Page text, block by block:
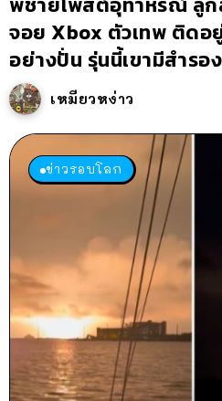
จอย Xbox ตัวเทพ ติดอ
อย่างปั่น รุ่นนี้เขามีสำรอ
เหมียวหง่าว
ข่าวรอบโลก